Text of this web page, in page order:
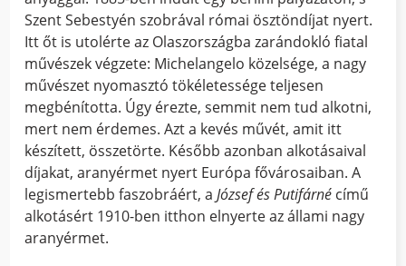
Szent Sebestyén szobrával római ösztöndíjat nyert.
Itt őt is utolérte az Olaszországba zarándokló fiatal
művészek végzete: Michelangelo közelsége, a nagy
művészet nyomasztó tökéletessége teljesen
megbénította. Úgy érezte, semmit nem tud alkotni,
mert nem érdemes. Azt a kevés művét, amit itt
készített, összetörte. Később azonban alkotásaival
díjakat, aranyérmet nyert Európa fővárosaiban. A
legismertebb faszobráért, aJózsef és Putifárné című
alkotásért 1910-ben itthon elnyerte az állami nagy
aranyérmet.